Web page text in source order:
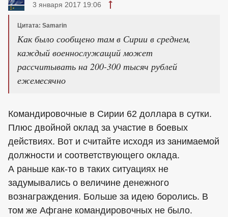
3 января 2017 19:06
Цитата: Samarin
Как было сообщено там в Сирии в среднем,
каждый военнослужащий может
рассчитывать на 200-300 тысяч рублей
ежемесячно
Командировочные в Сирии 62 доллара в сутки.
Плюс двойной оклад за участие в боевых
действиях. Вот и считайте исходя из занимаемой
должности и соответствующего оклада.
А раньше как-то в таких ситуациях не
задумывались о величине денежного
вознаграждения. Больше за идею боролись. В
том же Афгане командировочных не было.